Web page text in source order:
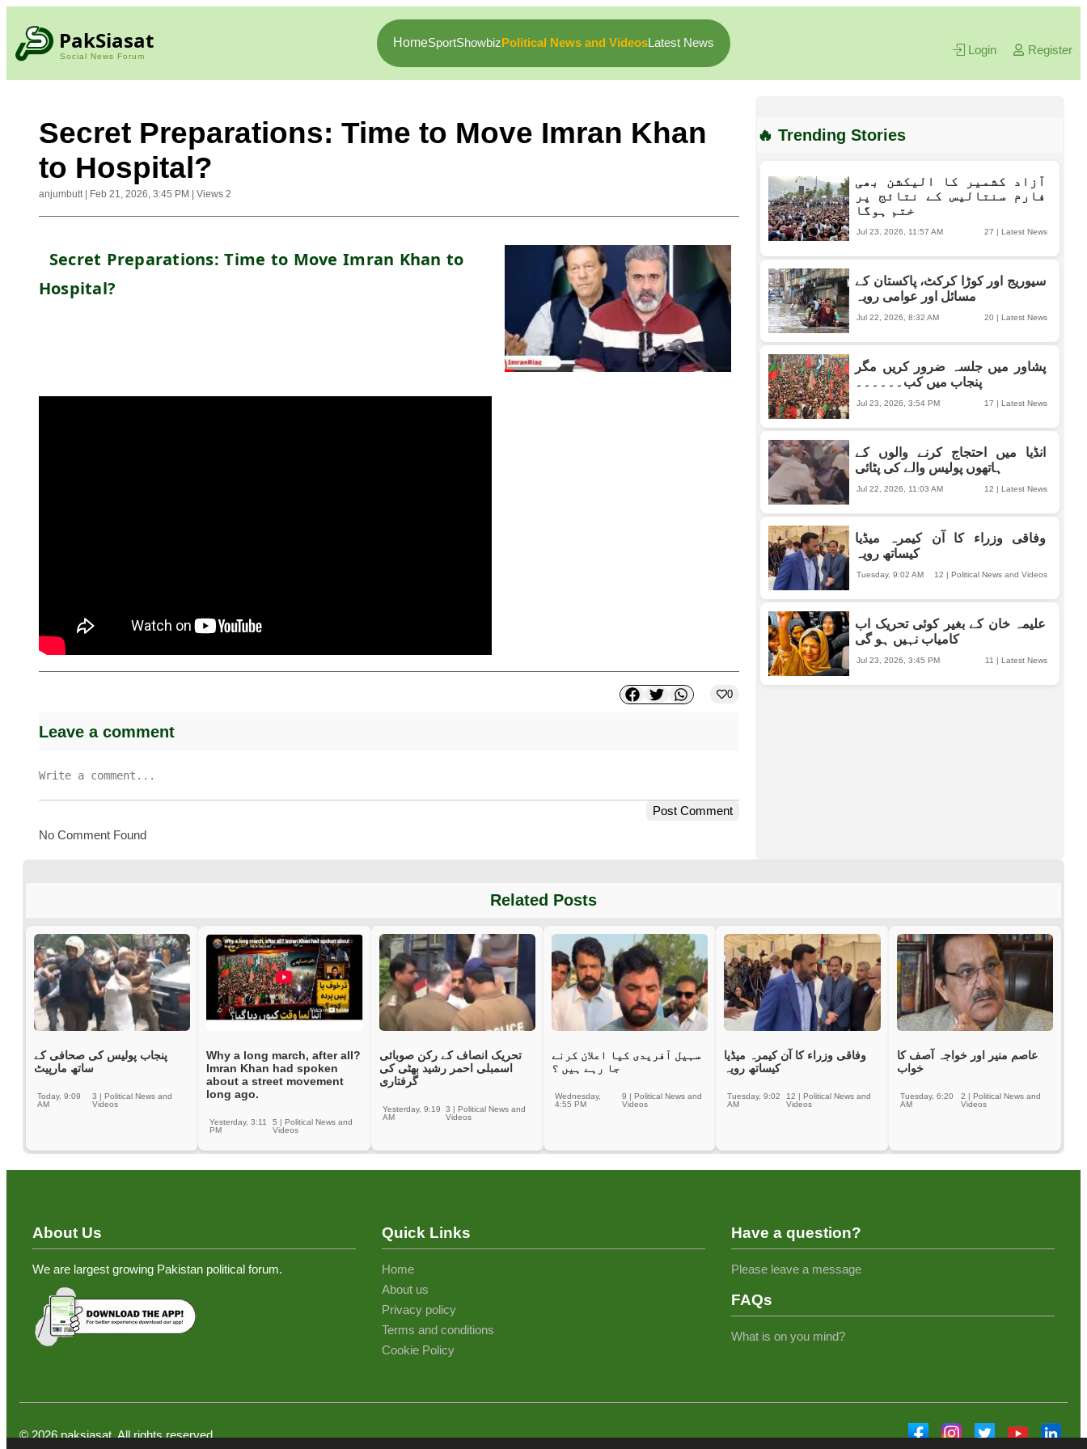
PakSiasat
Social News Forum
HomeSportShowbizPolitical News and VideosLatest News
Login Register
Secret Preparations: Time to Move Imran Khan
to Hospital?
anjumbutt| Feb 21, 2026, 3:45 PM Views 2
Secret Preparations: Time to Move Imran Khan to
Hospital?
0
Leave a comment
Post Comment
No Comment Found
🔥 Trending Stories
آزاد کشمیر کا الیکشن بھی
فارم سنتالیس کے نتائج پر
ختم ہوگا
27 | Latest News
Jul 23, 2026, 11:57 AM
سیوریج اور کوڑا کرکٹ، پاکستان کے
مسائل اور عوامی رویہ
20 | Latest News
Jul 22, 2026, 8:32 AM
پشاور میں جلسہ ضرور کریں مگر
پنجاب میں کب۔۔۔۔۔۔
17 | Latest News
Jul 23, 2026, 3:54 PM
انڈیا میں احتجاج کرنے والوں کے
ہاتھوں پولیس والے کی پٹائی
12 | Latest News
Jul 22, 2026, 11:03 AM
وفاقی وزراء کا آن کیمرہ میڈیا
کیساتھ رویہ
12 | Political News and Videos
Tuesday, 9:02 AM
علیمہ خان کے بغیر کوئی تحریک اب
کامیاب نہیں ہو گی
11 | Latest News
Jul 23, 2026, 3:45 PM
Related Posts
پنجاب پولیس کی صحافی کے
ساتھ مارپیٹ
3 |Political News and
Videos
Today, 9:09
AM
Why a long march, after all?
Imran Khan had spoken
about a street movement
long ago.
5 |Political News and
Videos
Yesterday, 3:11
PM
تحریک انصاف کے رکن صوبائی
اسمبلی احمر رشید بھٹی کی
گرفتاری
3 | Political News and
Videos
Yesterday, 9:19
AM
سہیل آفریدی کیا اعلان کرنے
جا رہے ہیں ؟
9 | Political News and
Videos
Wednesday,
4:55 PM
وفاقی وزراء کا آن کیمرہ میڈیا
کیساتھ رویہ
12 |Political News and
Videos
Tuesday, 9:02
AM
عاصم منیر اور خواجہ آصف کا
خواب
2 | Political News and
Videos
Tuesday, 6:20
AM
About Us
We are largest growing Pakistan political forum.
Quick Links
Home
About us
Privacy policy
Terms and conditions
Cookie Policy
Have a question?
Please leave a message
FAQs
What is on you mind?
©2026paksiasat. All rights reserved.